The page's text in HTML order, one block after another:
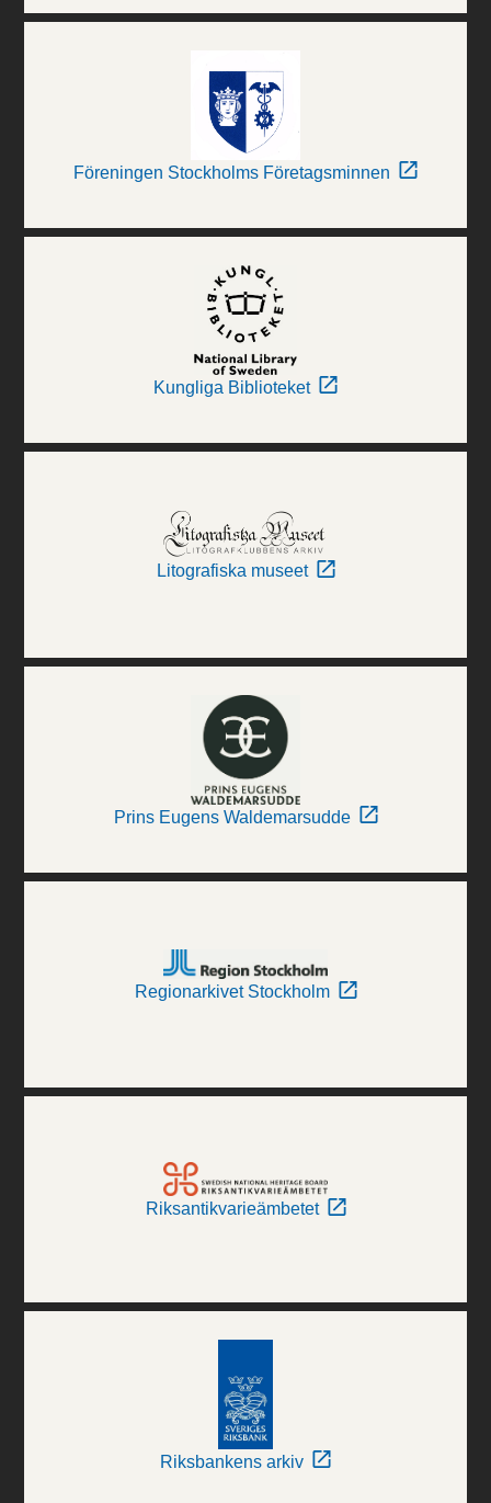
Föreningen Stockholms Företagsminnen
Kungliga Biblioteket
Litografiska museet
Prins Eugens Waldemarsudde
Regionarkivet Stockholm
Riksantikvarieämbetet
Riksbankens arkiv